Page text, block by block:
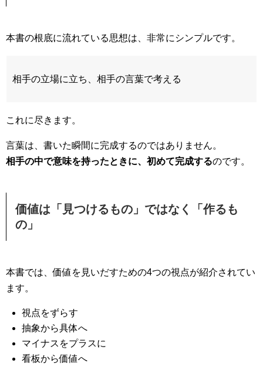
本書の根底に流れている思想は、非常にシンプルです。
相手の立場に立ち、相手の言葉で考える
これに尽きます。
言葉は、書いた瞬間に完成するのではありません。
相手の中で意味を持ったときに、初めて完成するのです。
価値は「見つけるもの」ではなく「作るも
の」
本書では、価値を見いだすための4つの視点が紹介されてい
ます。
視点をずらす
抽象から具体へ
マイナスをプラスに
看板から価値へ